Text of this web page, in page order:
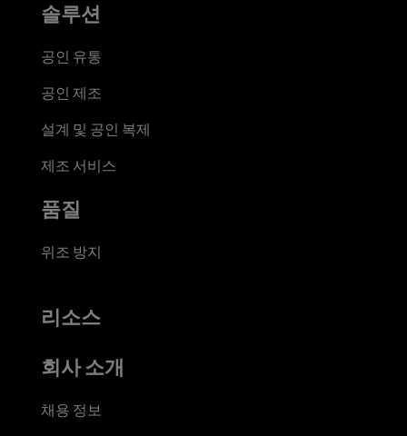
솔루션
공인 유통
공인 제조
설계 및 공인 복제
제조 서비스
품질
위조 방지
리소스
회사 소개
채용 정보